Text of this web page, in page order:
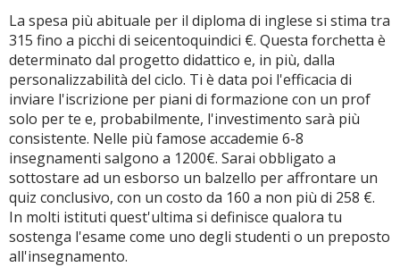
La spesa più abituale per il diploma di inglese si stima tra
315 fino a picchi di seicentoquindici €. Questa forchetta è
determinato dal progetto didattico e, in più, dalla
personalizzabilità del ciclo. Ti è data poi l'efficacia di
inviare l'iscrizione per piani di formazione con un prof
solo per te e, probabilmente, l'investimento sarà più
consistente. Nelle più famose accademie 6-8
insegnamenti salgono a 1200€. Sarai obbligato a
sottostare ad un esborso un balzello per affrontare un
quiz conclusivo, con un costo da 160 a non più di 258 €.
In molti istituti quest'ultima si definisce qualora tu
sostenga l'esame come uno degli studenti o un preposto
all'insegnamento.